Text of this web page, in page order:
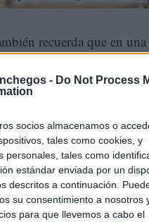
- Do Not Process
socios almacenamos o
tales como cookies, y
personales, tales como
estándar enviada por un
descritos a continuación.
su consentimiento a nosotros
para que llevemos a cabo el
recuerda que en
de la Policía
llamada y ante una
utilizar la aplicación
una señal de alerta a